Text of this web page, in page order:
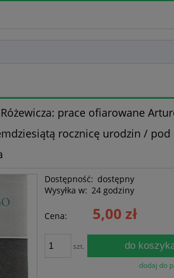
prace ofiarowane
rocznicę urodzin / pod
Dostępność: dostępny
Wysyłka w: 24 godziny
Cena: 5,00 zł
szt. do
dodaj do